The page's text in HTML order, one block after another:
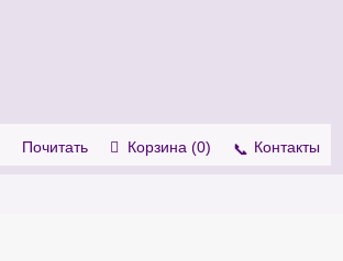
Почитать Корзина (0) Контакты